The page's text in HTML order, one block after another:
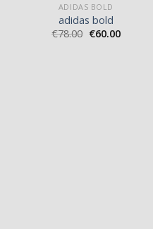
ADIDAS BOLD
adidas bold
€78.00 €60.00